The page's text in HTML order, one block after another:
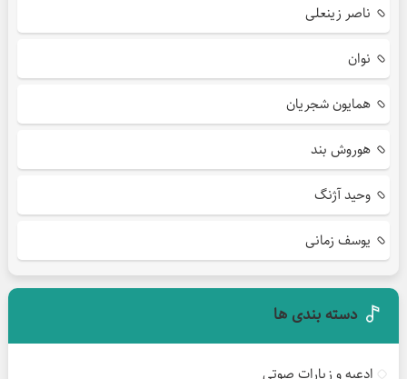
ناصر زینعلی
نوان
همایون شجریان
هوروش بند
وحید آژنگ
یوسف زمانی
دسته بندی ها
ادعیه و زیارات صوتی